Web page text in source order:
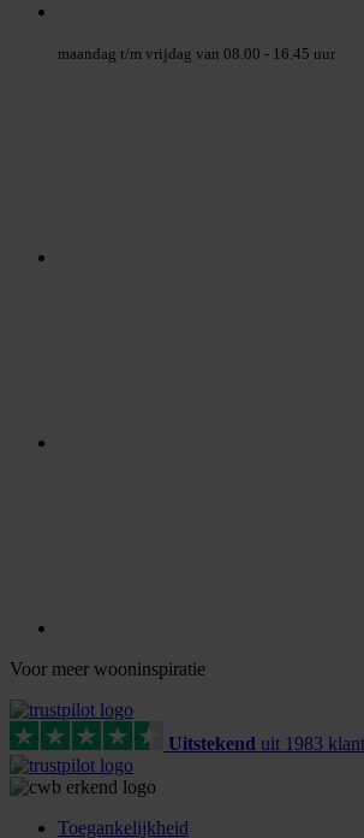
maandag t/m vrijdag van 08.00 - 16.45 uur
Voor meer wooninspiratie
Uitstekend uit 1983 klant
Toegankelijkheid